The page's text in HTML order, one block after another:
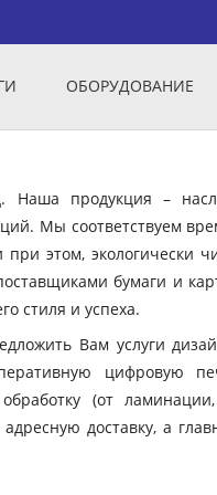
ОБОРУДОВАНИЕ
Наша продукция –
Мы соответствуем
этом, экологически
бумаги и
стиля и успеха.
Вам услуги
цифровую
(от
доставку, а